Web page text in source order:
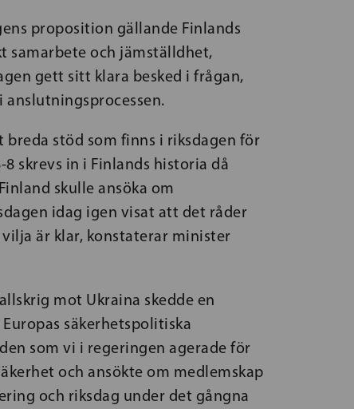
proposition gällande Finlands
samarbete och jämställdhet,
gett sitt klara besked i frågan,
stöd som finns i riksdagen för
skrevs in i Finlands historia då
skulle ansöka om
idag igen visat att det råder
är klar, konstaterar minister
mot Ukraina skedde en
säkerhetspolitiska
som vi i regeringen agerade för
och ansökte om medlemskap
och riksdag under det gångna